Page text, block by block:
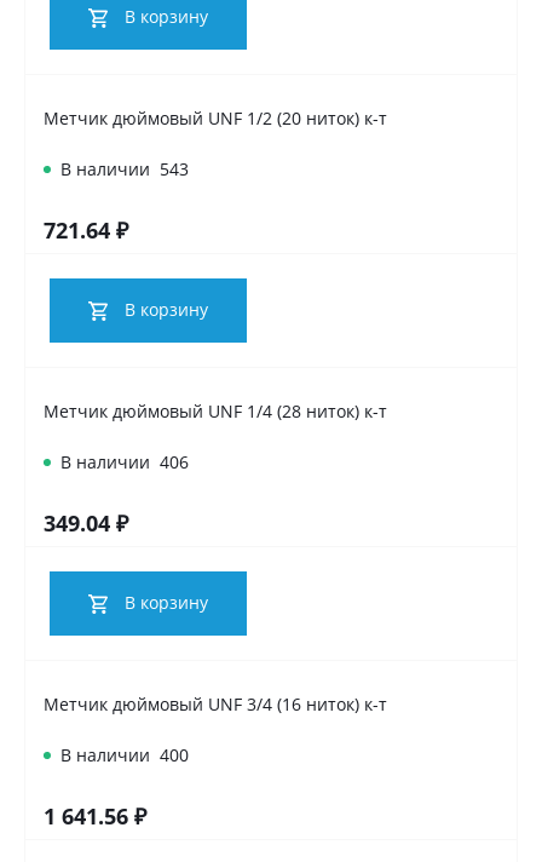
В корзину
Метчик дюймовый UNF 1/2 (20 ниток) к-т
В наличии 543
721.64 ₽
В корзину
Метчик дюймовый UNF 1/4 (28 ниток) к-т
В наличии 406
349.04 ₽
В корзину
Метчик дюймовый UNF 3/4 (16 ниток) к-т
В наличии 400
1 641.56 ₽